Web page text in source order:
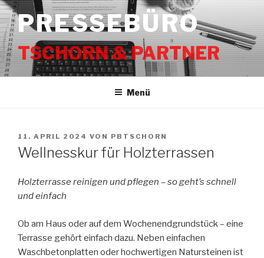
Zum
Inhalt
springenPRESSEBÜRO
TSCHORN & PARTNER
Menü
VERÖFFENTLICHT
AM
11. APRIL 2024 VON PBTSCHORN
Wellnesskur für Holzterrassen
Holzterrasse reinigen und pflegen – so geht’s schnell
und einfach
Ob am Haus oder auf dem Wochenendgrundstück – eine
Terrasse gehört einfach dazu. Neben einfachen
Waschbetonplatten oder hochwertigen Natursteinen ist